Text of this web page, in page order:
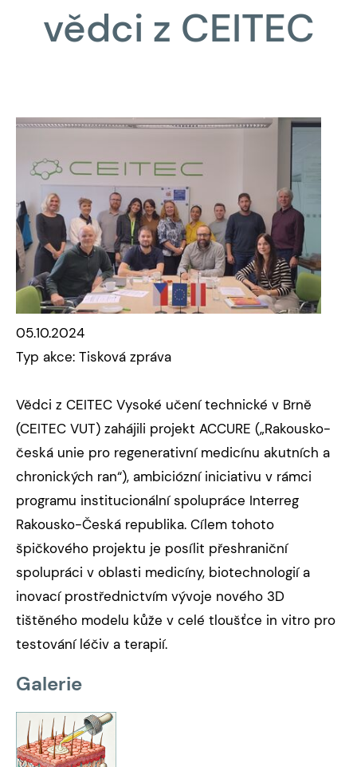
vědci z CEITEC
05.10.2024
Typ akce: Tisková zpráva
Vědci z CEITEC Vysoké učení technické v Brně
(CEITEC VUT) zahájili projekt ACCURE („Rakousko-
česká unie pro regenerativní medicínu akutních a
chronických ran“), ambiciózní iniciativu v rámci
programu institucionální spolupráce Interreg
Rakousko-Česká republika. Cílem tohoto
špičkového projektu je posílit přeshraniční
spolupráci v oblasti medicíny, biotechnologií a
inovací prostřednictvím vývoje nového 3D
tištěného modelu kůže v celé tloušťce in vitro pro
testování léčiv a terapií.
Galerie